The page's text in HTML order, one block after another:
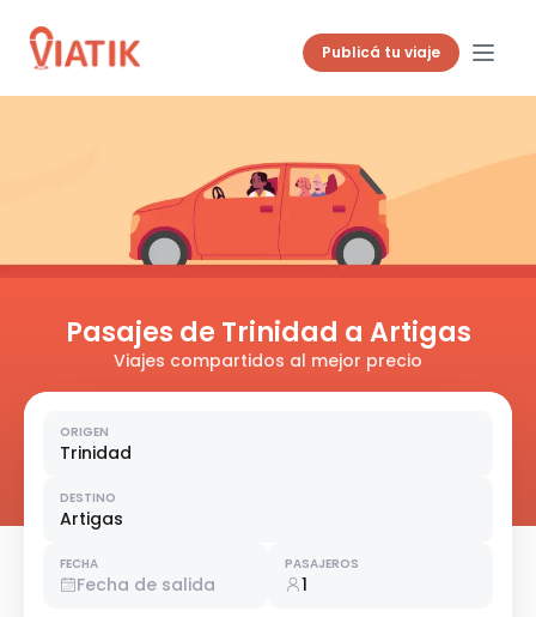
Publicá tu viaje
Pasajes de Trinidad a Artigas
Viajes compartidos al mejor precio
ORIGEN
Trinidad
DESTINO
Artigas
FECHA
Fecha de salida
PASAJEROS
1